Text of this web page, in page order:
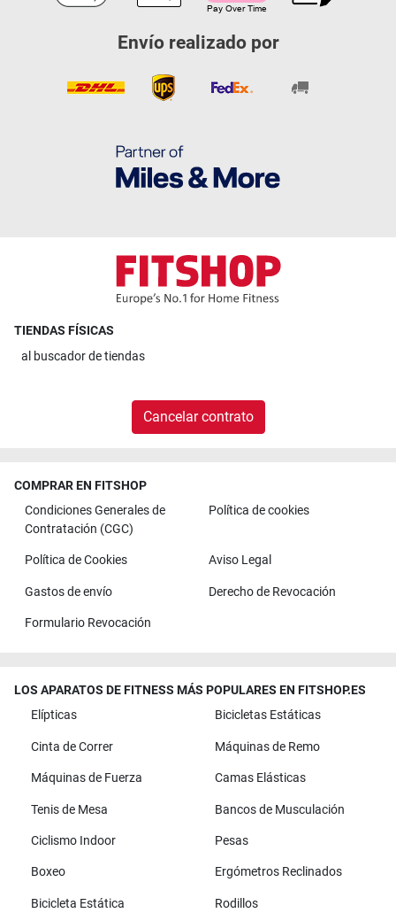
Envío realizado por
TIENDAS FÍSICAS
al buscador de tiendas
Cancelar contrato
COMPRAR EN FITSHOP
Condiciones Generales de
Contratación (CGC)
Política de cookies
Política de Cookies Aviso Legal
Gastos de envío Derecho de Revocación
Formulario Revocación
LOS APARATOS DE FITNESS MÁS POPULARES EN FITSHOP.ES
Elípticas
Bicicletas Estáticas
Cinta de Correr Máquinas de Remo
Máquinas de Fuerza Camas Elásticas
Tenis de Mesa Bancos de Musculación
Ciclismo Indoor Pesas
Boxeo Ergómetros Reclinados
Bicicleta Estática Rodillos